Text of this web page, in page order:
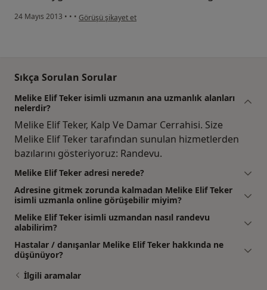
24 Mayıs 2013 • • • kullanıcının görüşüne göre m....u
Görüşü şikayet et
Sıkça Sorulan Sorular
Melike Elif Teker isimli uzmanın ana uzmanlık alanları
nelerdir?
Melike Elif Teker, Kalp Ve Damar Cerrahisi. Size
Melike Elif Teker tarafından sunulan hizmetlerden
bazılarını gösteriyoruz: Randevu.
Melike Elif Teker adresi nerede?
Adresine gitmek zorunda kalmadan Melike Elif Teker
isimli uzmanla online görüşebilir miyim?
Melike Elif Teker isimli uzmandan nasıl randevu
alabilirim?
Hastalar / danışanlar Melike Elif Teker hakkında ne
düşünüyor?
İlgili aramalar